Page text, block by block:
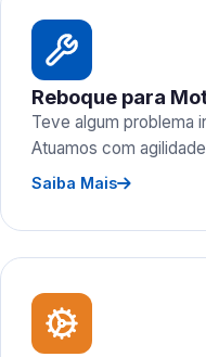
Reboque para
Teve algum problema
Atuamos com
Saiba Mais